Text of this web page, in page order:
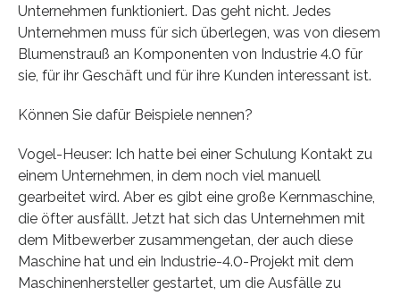
Unternehmen funktioniert. Das geht nicht. Jedes
Unternehmen muss für sich überlegen, was von diesem
Blumenstrauß an Komponenten von Industrie 4.0 für
sie, für ihr Geschäft und für ihre Kunden interessant ist.
Können Sie dafür Beispiele nennen?
Vogel-Heuser: Ich hatte bei einer Schulung Kontakt zu
einem Unternehmen, in dem noch viel manuell
gearbeitet wird. Aber es gibt eine große Kernmaschine,
die öfter ausfällt. Jetzt hat sich das Unternehmen mit
dem Mitbewerber zusammengetan, der auch diese
Maschine hat und ein Industrie-4.0-Projekt mit dem
Maschinenhersteller gestartet, um die Ausfälle zu